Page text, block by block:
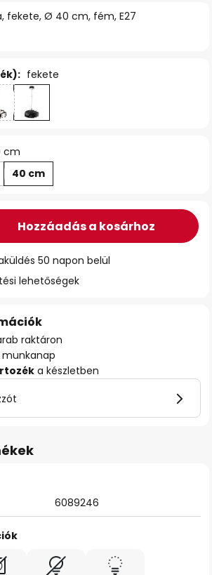
fekete, Ø 40 cm, fém, E27
fekete
cm
40 cm
Hozzáadás a kosárhoz
50 napon belül
lehetőségek
raktáron
munkanap
a készletben
6089246